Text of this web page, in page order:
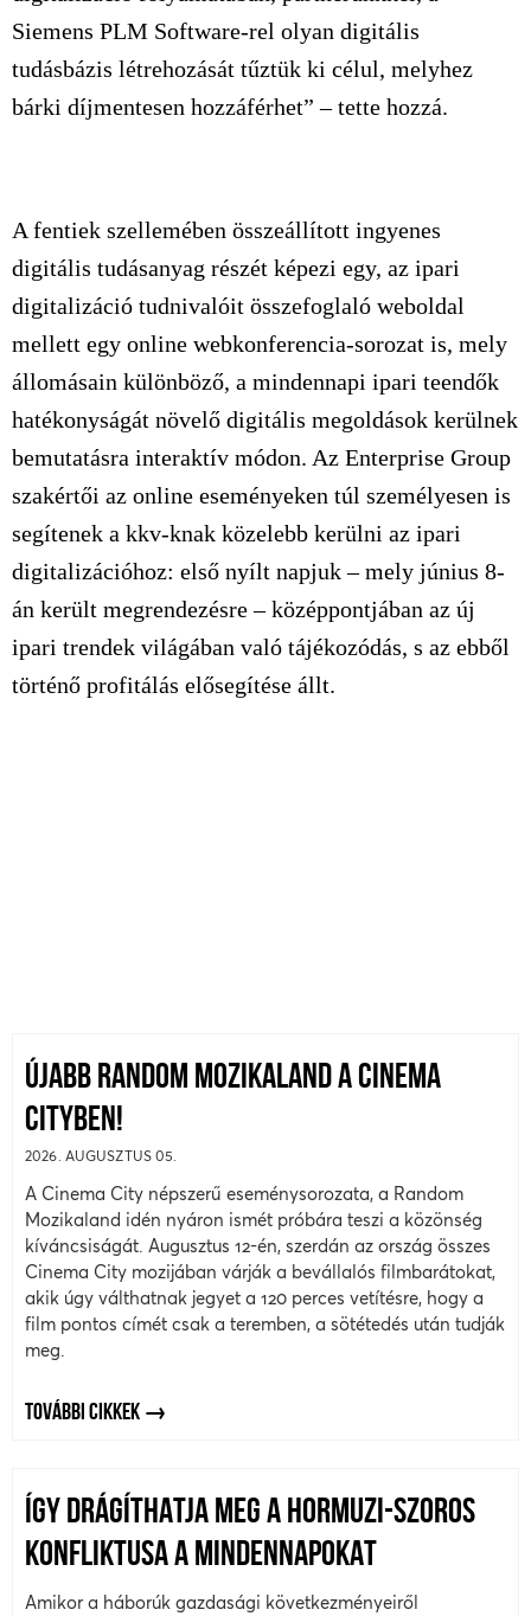
Siemens PLM Software-rel olyan digitális
tudásbázis létrehozását tűztük ki célul, melyhez
bárki díjmentesen hozzáférhet” – tette hozzá.
A fentiek szellemében összeállított ingyenes
digitális tudásanyag részét képezi egy, az ipari
digitalizáció tudnivalóit összefoglaló weboldal
mellett egy online webkonferencia-sorozat is, mely
állomásain különböző, a mindennapi ipari teendők
hatékonyságát növelő digitális megoldások kerülnek
bemutatásra interaktív módon. Az Enterprise Group
szakértői az online eseményeken túl személyesen is
segítenek a kkv-knak közelebb kerülni az ipari
digitalizációhoz: első nyílt napjuk – mely június 8-
án került megrendezésre – középpontjában az új
ipari trendek világában való tájékozódás, s az ebből
történő profitálás elősegítése állt.
ÚJABB RANDOM MOZIKALAND A CINEMA
CITYBEN!
2026. AUGUSZTUS 05.
A Cinema City népszerű eseménysorozata, a Random
Mozikaland idén nyáron ismét próbára teszi a közönség
kíváncsiságát. Augusztus 12-én, szerdán az ország összes
Cinema City mozijában várják a bevállalós filmbarátokat,
akik úgy válthatnak jegyet a 120 perces vetítésre, hogy a
film pontos címét csak a teremben, a sötétedés után tudják
meg.
TOVÁBBI CIKKEK
ÍGY DRÁGÍTHATJA MEG A HORMUZI-SZOROS
KONFLIKTUSA A MINDENNAPOKAT
Amikor a háborúk gazdasági következményeiről